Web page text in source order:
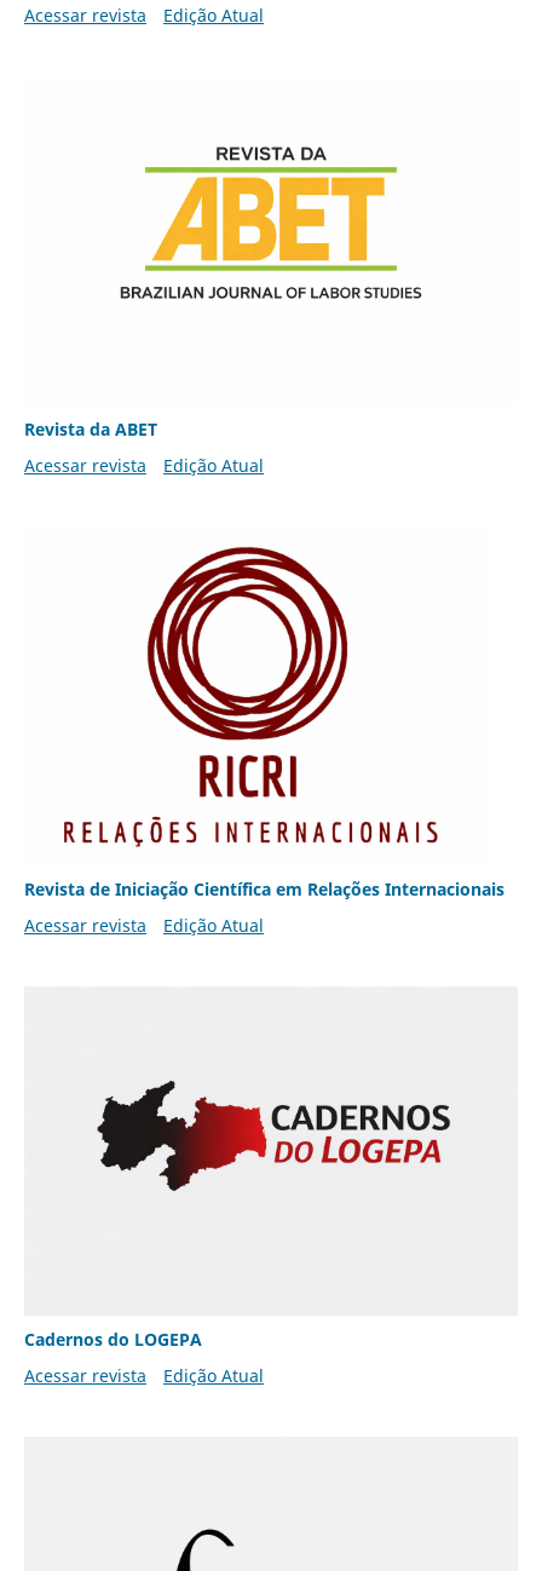
Acessar revista Edição Atual
Revista da ABET
Acessar revista
Edição Atual
Revista de Iniciação Científica em Relações Internacionais
Acessar revista
Edição Atual
Cadernos do LOGEPA
Acessar revista
Edição Atual